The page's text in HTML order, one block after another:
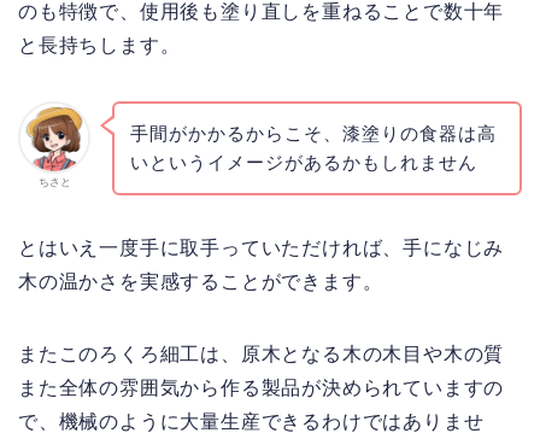
のも特徴で、使用後も塗り直しを重ねることで数十年
と長持ちします。
ちさと
手間がかかるからこそ、漆塗りの食器は高
いというイメージがあるかもしれません
とはいえ一度手に取手っていただければ、手になじみ
木の温かさを実感することができます。
またこのろくろ細工は、原木となる木の木目や木の質
また全体の雰囲気から作る製品が決められていますの
で、機械のように大量生産できるわけではありませ